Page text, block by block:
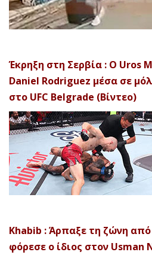
Έκρηξη στη Σερβία : Ο Uros
Daniel Rodriguez μέσα σε
στο UFC Belgrade (Βίντεο)
Khabib : Άρπαξε τη ζώνη από
φόρεσε ο ίδιος στον Usman